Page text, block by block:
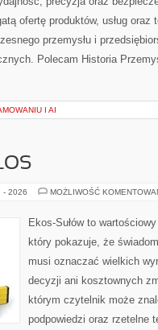
ofertę produktów, usług oraz
przemysłu i
Polecam Historia
I AI
- 2026 MOŻLIWOŚĆ
Ekos-Sułów to
który pokazuje, że
musi oznaczać wielkich
decyzji ani kosztownych
którym czytelnik może
podpowiedzi oraz rzetelne